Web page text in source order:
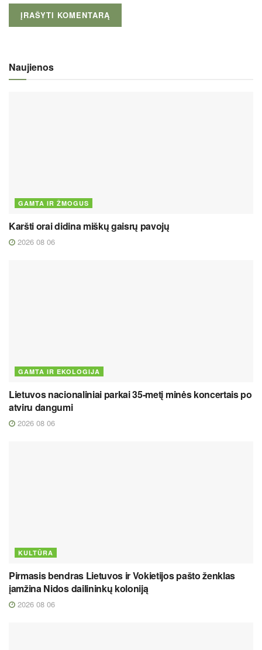
Naujienos
GAMTA IR ŽMOGUS
Karšti orai didina miškų gaisrų pavojų
2026 08 06
GAMTA IR EKOLOGIJA
Lietuvos nacionaliniai parkai 35-metį minės koncertais po
atviru dangumi
2026 08 06
KULTŪRA
Pirmasis bendras Lietuvos ir Vokietijos pašto ženklas
įamžina Nidos dailininkų koloniją
2026 08 06